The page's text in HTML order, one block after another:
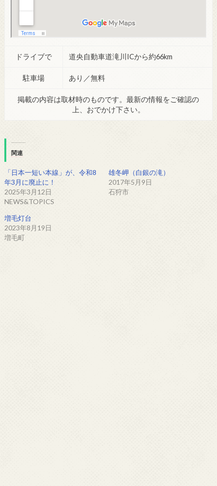
ドライブで 道央自動車道滝川ICから約66km
駐車場 あり／無料
掲載の内容は取材時のものです。最新の情報をご確認の
上、おでかけ下さい。
関連
「日本一短い本線」が、令和8
年3月に廃止に！
2025年3月12日
NEWS&TOPICS
雄冬岬（白銀の滝）
2017年5月9日
石狩市
増毛灯台
2023年8月19日
増毛町